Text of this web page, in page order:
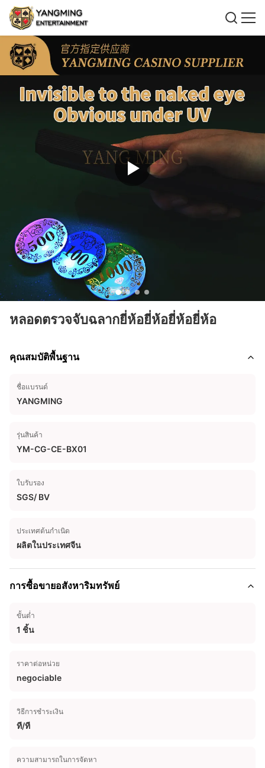
หลอดตรวจจับฉลากยี่ห้อยี่ห้อยี่ห้อยี่ห้อ
คุณสมบัติพื้นฐาน
ชื่อแบรนด์
YANGMING
รุ่นสินค้า
YM-CG-CE-BX01
ใบรับรอง
SGS/ BV
ประเทศต้นกำเนิด
ผลิตในประเทศจีน
การซื้อขายอสังหาริมทรัพย์
ขั้นต่ำ
1 ชิ้น
ราคาต่อหน่วย
negociable
วิธีการชำระเงิน
ที/ที
ความสามารถในการจัดหา